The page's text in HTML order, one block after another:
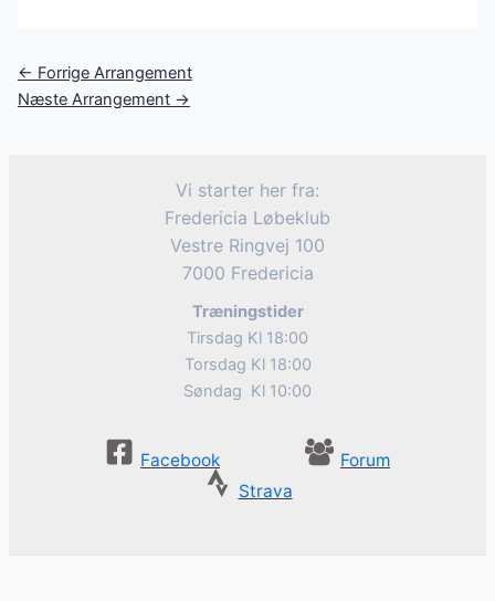
Post
navigation
← Forrige Arrangement
Næste Arrangement →
Vi starter her fra:
Fredericia Løbeklub
Vestre Ringvej 100
7000 Fredericia
Træningstider
Tirsdag Kl 18:00
Torsdag Kl 18:00
Søndag Kl 10:00
Facebook
Forum
Strava